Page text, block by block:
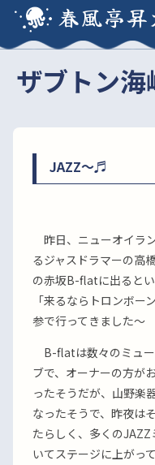
春風亭昇
ザブトン
JAZZ〜♬
昨日、ニューオイラ
るジャスドラマーの高
の赤坂B-flatに出ると
「来るならトロンボー
参で行ってきました〜
B-flatは数々のミュー
ブで、オーナーの方が
ったそうだが、山野楽
なったそうで、昨夜は
たらしく、多くの
いてステージに上がっ